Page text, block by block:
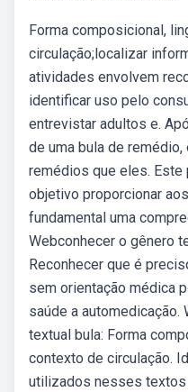
Forma composicional,
circulação;localizar
atividades envolvem
identificar uso pelo
entrevistar adultos e.
de uma bula de
remédios que eles. Este
objetivo proporcionar
fundamental uma
Webconhecer o gênero
Reconhecer que é
sem orientação médica
saúde a automedicação.
textual bula: Forma
contexto de circulação.
utilizados nesses textos